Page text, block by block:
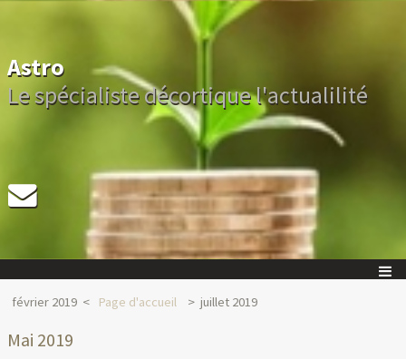
Astro
Le spécialiste décortique l'actualilité
février 2019 Page d'accueil juillet 2019
Mai 2019